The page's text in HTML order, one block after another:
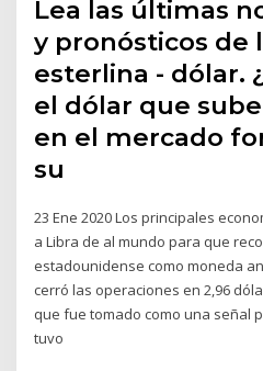
Lea las últimas
y pronósticos de
esterlina - dólar.
el dólar que
en el mercado
su
23 Ene 2020 Los principales
a Libra de al mundo para que
estadounidense como moneda
cerró las operaciones en 2,96
que fue tomado como una señal
tuvo